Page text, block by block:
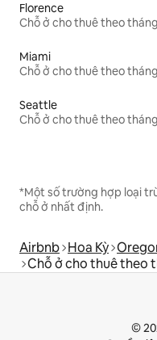
Florence
Chỗ ở cho thuê theo tháng
Miami
Chỗ ở cho thuê theo tháng
Seattle
Chỗ ở cho thuê theo tháng
*Một số trường hợp loại
chỗ ở nhất định.
Airbnb Hoa Kỳ
Chỗ ở cho thuê theo
©